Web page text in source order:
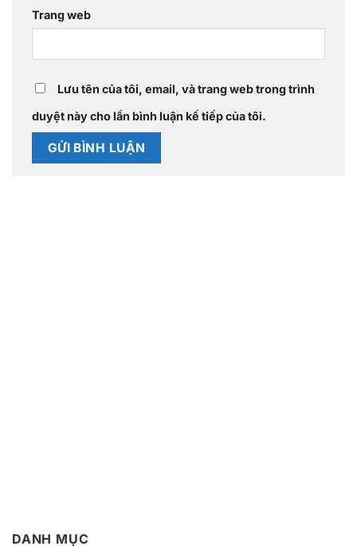
Trang web
Lưu tên của tôi, email, và trang web trong trình
duyệt này cho lần bình luận kế tiếp của tôi.
DANH MỤC